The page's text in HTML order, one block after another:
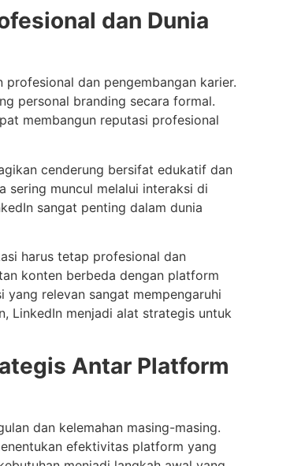
dan Dunia
dan pengembangan karier.
personal branding secara formal.
membangun reputasi profesional
cenderung bersifat edukatif dan
sering muncul melalui interaksi di
sangat penting dalam dunia
harus tetap profesional dan
konten berbeda dengan platform
yang relevan sangat mempengaruhi
LinkedIn menjadi alat strategis untuk
Antar Platform
dan kelemahan masing-masing.
efektivitas platform yang